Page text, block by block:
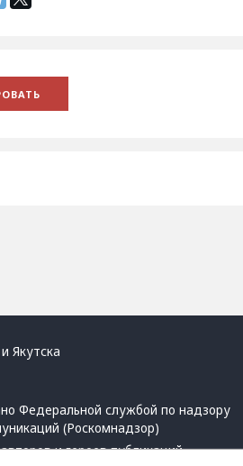
Якутска
Федеральной службой по надзору
(Роскомнадзор)
и героев публикаций.